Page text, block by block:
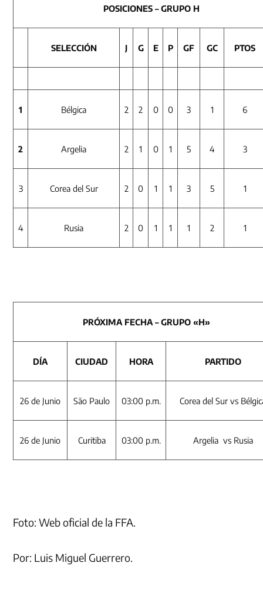
POSICIONES – GRUPO H
SELECCIÓN J G E P GF GC PTOS
1 Bélgica 2 2 0 0 3 1 6
2 Argelia 2 1 0 1 5 4 3
3 Corea del Sur 2 0 1 1 3 5 1
4 Rusia 2 0 1 1 1 2 1
PRÓXIMA FECHA – GRUPO «H»
DÍA CIUDAD HORA PARTIDO
26 de Junio São Paulo 03:00 p.m. Corea del Sur vs
26 de Junio Curitiba 03:00 p.m. Argelia vs Rusia
Foto: Web oficial de la FFA.
Por: Luis Miguel Guerrero.